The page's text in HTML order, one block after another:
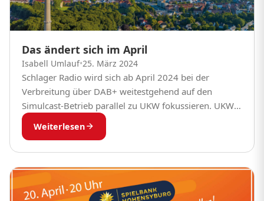
Das ändert sich im April
Isabell Umlauf•25. März 2024
Schlager Radio wird sich ab April 2024 bei der
Verbreitung über DAB+ weitestgehend auf den
Simulcast-Betrieb parallel zu UKW fokussieren. UKW
ist nach wie vor der Umsatztreiber im Hörfunk. 53
Prozent...
Weiterlesen